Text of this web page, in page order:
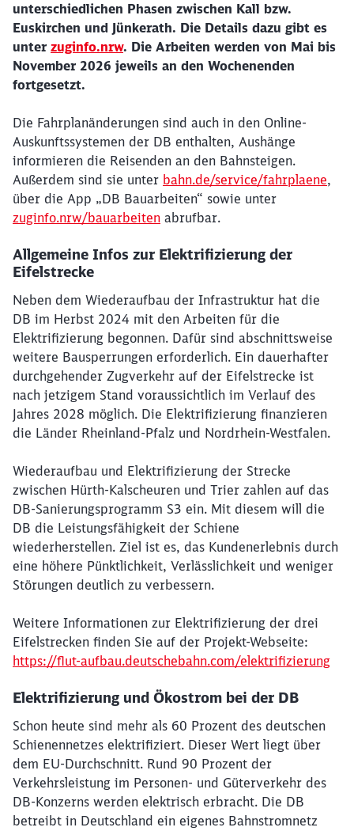
unterschiedlichen Phasen zwischen Kall bzw.
Euskirchen und Jünkerath. Die Details dazu gibt es
unter zuginfo.nrw. Die Arbeiten werden von Mai bis
November 2026 jeweils an den Wochenenden
fortgesetzt.
Die Fahrplanänderungen sind auch in den Online-
Auskunftssystemen der DB enthalten, Aushänge
informieren die Reisenden an den Bahnsteigen.
Außerdem sind sie unter bahn.de/service/fahrplaene,
über die App „DB Bauarbeiten“ sowie unter
zuginfo.nrw/bauarbeiten abrufbar.
Allgemeine Infos zur Elektrifizierung der
Eifelstrecke
Neben dem Wiederaufbau der Infrastruktur hat die
DB im Herbst 2024 mit den Arbeiten für die
Elektrifizierung begonnen. Dafür sind abschnittsweise
weitere Bausperrungen erforderlich. Ein dauerhafter
durchgehender Zugverkehr auf der Eifelstrecke ist
nach jetzigem Stand voraussichtlich im Verlauf des
Jahres 2028 möglich. Die Elektrifizierung finanzieren
die Länder Rheinland-Pfalz und Nordrhein-Westfalen.
Wiederaufbau und Elektrifizierung der Strecke
zwischen Hürth-Kalscheuren und Trier zahlen auf das
DB-Sanierungsprogramm S3 ein. Mit diesem will die
DB die Leistungsfähigkeit der Schiene
wiederherstellen. Ziel ist es, das Kundenerlebnis durch
eine höhere Pünktlichkeit, Verlässlichkeit und weniger
Störungen deutlich zu verbessern.
Weitere Informationen zur Elektrifizierung der drei
Eifelstrecken finden Sie auf der Projekt-Webseite:
https://flut-aufbau.deutschebahn.com/elektrifizierung
Elektrifizierung und Ökostrom bei der DB
Schon heute sind mehr als 60 Prozent des deutschen
Schienennetzes elektrifiziert. Dieser Wert liegt über
dem EU-Durchschnitt. Rund 90 Prozent der
Verkehrsleistung im Personen- und Güterverkehr des
DB-Konzerns werden elektrisch erbracht. Die DB
betreibt in Deutschland ein eigenes Bahnstromnetz
Schließen
Möchten Sie zuweitergeleitet
werden?
Abbrechen Weiter